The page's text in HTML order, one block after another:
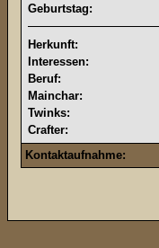
Geburtstag:
Herkunft:
Interessen:
Beruf:
Mainchar:
Twinks:
Crafter:
Kontaktaufnahme: